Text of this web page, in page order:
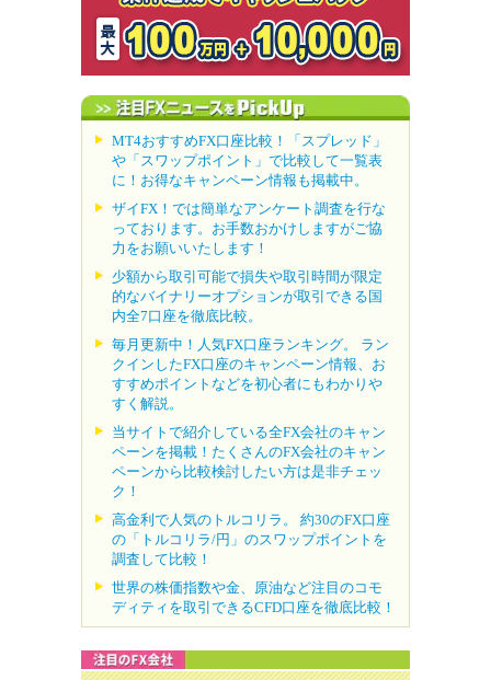
MT4おすすめFX口座比較！「スプレッド」
や「スワップポイント」で比較して一覧表
に！お得なキャンペーン情報も掲載中。
ザイFX！では簡単なアンケート調査を行な
っております。お手数おかけしますがご協
力をお願いいたします！
少額から取引可能で損失や取引時間が限定
的なバイナリーオプションが取引できる国
内全7口座を徹底比較。
毎月更新中！人気FX口座ランキング。 ラン
クインしたFX口座のキャンペーン情報、お
すすめポイントなどを初心者にもわかりや
すく解説。
当サイトで紹介している全FX会社のキャン
ペーンを掲載！たくさんのFX会社のキャン
ペーンから比較検討したい方は是非チェッ
ク！
高金利で人気のトルコリラ。 約30のFX口座
の「トルコリラ/円」のスワップポイントを
調査して比較！
世界の株価指数や金、原油など注目のコモ
ディティを取引できるCFD口座を徹底比較！